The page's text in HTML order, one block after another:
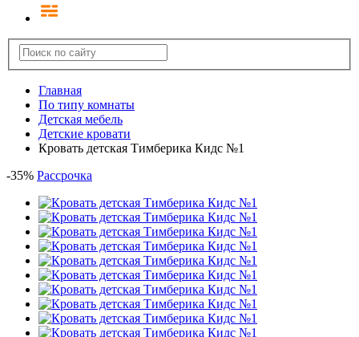
Главная
По типу комнаты
Детская мебель
Детские кровати
Кровать детская Тимберика Кидс №1
-35% Рассрочка